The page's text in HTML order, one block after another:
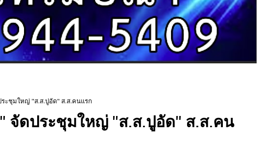
ะชุมใหญ่ "ส.ส.ปูอัด" ส.ส.คนแรก
จัดประชุมใหญ่ "ส.ส.ปูอัด" ส.ส.คน